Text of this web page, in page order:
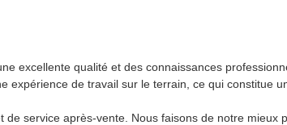
excellente qualité et des connaissances
expérience de travail sur le terrain, ce qui constitue
de service après-vente. Nous faisons de notre